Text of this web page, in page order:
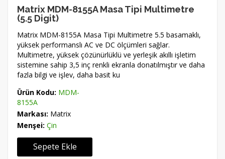
Matrix MDM-8155A Masa Tipi Multimetre
(5.5 Digit)
Matrix MDM-8155A Masa Tipi Multimetre 5.5 basamaklı,
yüksek performanslı AC ve DC ölçümleri sağlar.
Multimetre, yüksek çözünürlüklü ve yerleşik akıllı işletim
sistemine sahip 3,5 inç renkli ekranla donatılmıştır ve daha
fazla bilgi ve işlev, daha basit ku
Ürün Kodu: MDM-
8155A
Markası: Matrix
Menşei: Çin
Sepete Ekle